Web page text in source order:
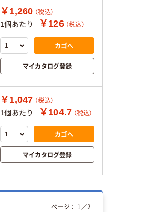
￥1,260 （税込）
1個あたり ￥126 （税込）
カゴへ
マイカタログ登録
￥1,047 （税込）
1個あたり ￥104.7 （税込）
カゴへ
マイカタログ登録
ページ： 1／2